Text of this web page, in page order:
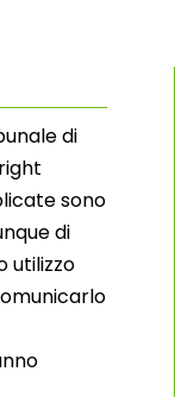
di
sono
di
utilizzo